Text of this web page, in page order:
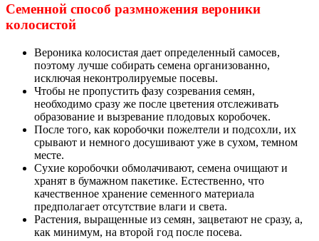
Семенной способ размножения вероники
колосистой
Вероника колосистая дает определенный самосев,
поэтому лучше собирать семена организованно,
исключая неконтролируемые посевы.
Чтобы не пропустить фазу созревания семян,
необходимо сразу же после цветения отслеживать
образование и вызревание плодовых коробочек.
После того, как коробочки пожелтели и подсохли, их
срывают и немного досушивают уже в сухом, темном
месте.
Сухие коробочки обмолачивают, семена очищают и
хранят в бумажном пакетике. Естественно, что
качественное хранение семенного материала
предполагает отсутствие влаги и света.
Растения, выращенные из семян, зацветают не сразу, а,
как минимум, на второй год после посева.